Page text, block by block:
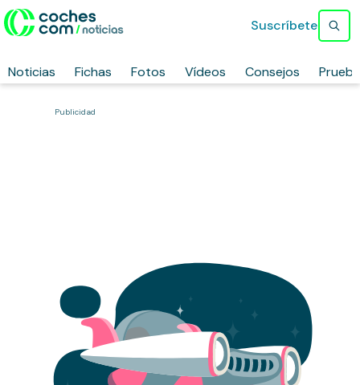
Noticias Fichas Fotos Vídeos Consejos
Suscríbete
Publicidad